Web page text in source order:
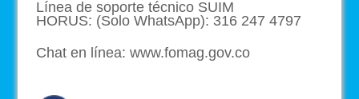
Línea de soporte técnico SUIM
HORUS: (Solo WhatsApp): 316 247 4797
Chat en línea: www.fomag.gov.co